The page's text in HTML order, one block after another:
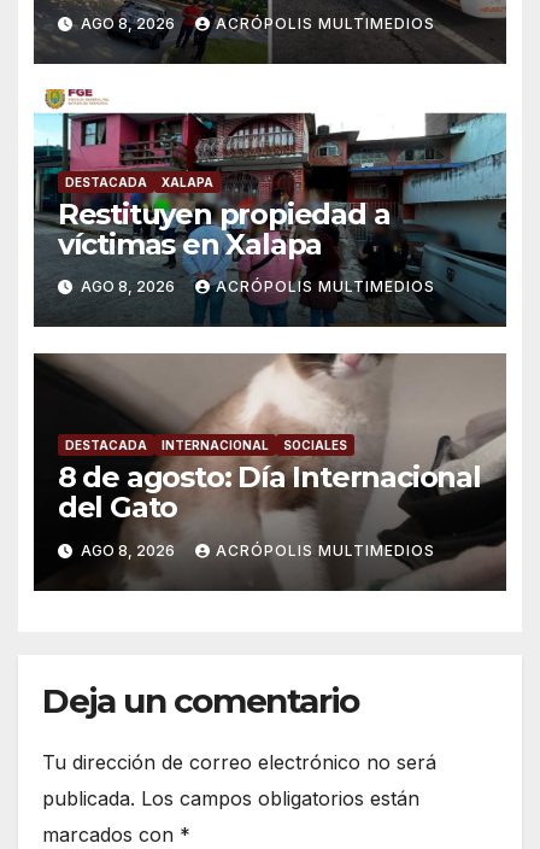
AGO 8, 2026 ACRÓPOLIS MULTIMEDIOS
DESTACADA XALAPA
Restituyen propiedad a
víctimas en Xalapa
AGO 8, 2026 ACRÓPOLIS MULTIMEDIOS
DESTACADA INTERNACIONAL SOCIALES
8 de agosto: Día Internacional
del Gato
AGO 8, 2026 ACRÓPOLIS MULTIMEDIOS
Deja un comentario
Tu dirección de correo electrónico no será
publicada. Los campos obligatorios están
marcados con *